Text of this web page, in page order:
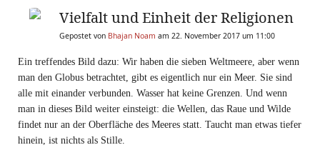
Vielfalt und Einheit der Religionen
Gepostet von Bhajan Noam am 22. November 2017 um 11:00
Ein treffendes Bild dazu: Wir haben die sieben Weltmeere, aber wenn
man den Globus betrachtet, gibt es eigentlich nur ein Meer. Sie sind
alle mit einander verbunden. Wasser hat keine Grenzen. Und wenn
man in dieses Bild weiter einsteigt: die Wellen, das Raue und Wilde
findet nur an der Oberfläche des Meeres statt. Taucht man etwas tiefer
hinein, ist nichts als Stille.